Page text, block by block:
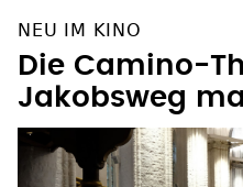
NEU IM KINO
Die Camino-
Jakobsweg